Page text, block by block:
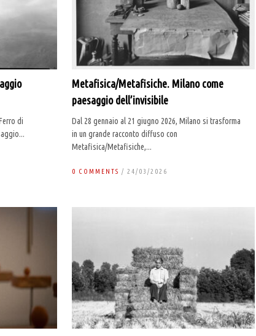
di
Metafisica/Metafisiche. Milano come
paesaggio dell’invisibile
Dal 28 gennaio al 21 giugno 2026, Milano si trasforma
in un grande racconto diffuso con
Metafisica/Metafisiche,...
0 COMMENTS / 24/03/2026